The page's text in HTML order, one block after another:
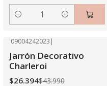
Cantidad
Agotado
'09004242023 |
Jarrón Decorativo
Charleroi
$26.394$43.990